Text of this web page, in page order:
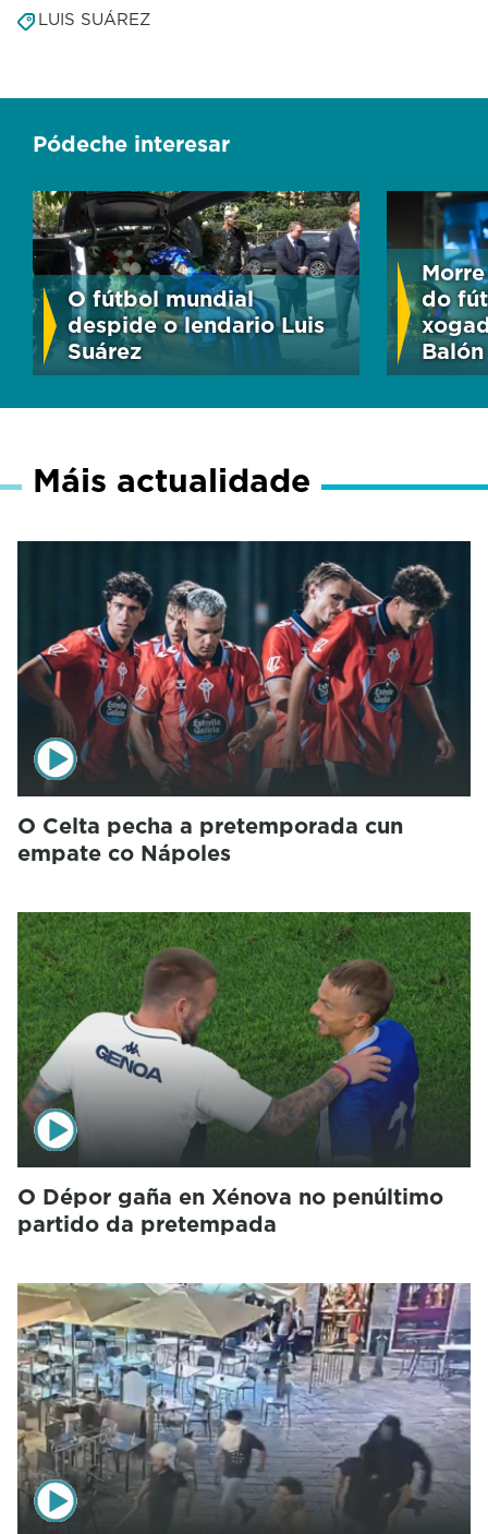
LUIS SUÁREZ
Pódeche interesar
O fútbol mundial
despide o lendario Luis
Suárez
do
Máis actualidade
O Celta pecha a pretemporada cun
empate co Nápoles
O Dépor gaña en Xénova no penúltimo
partido da pretempada